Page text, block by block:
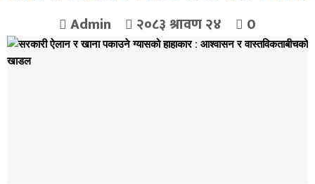
Admin २०८३ श्रावण २४ 0